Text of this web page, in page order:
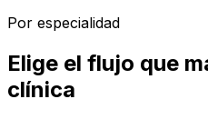
Por especialidad
Elige el flujo que
clínica